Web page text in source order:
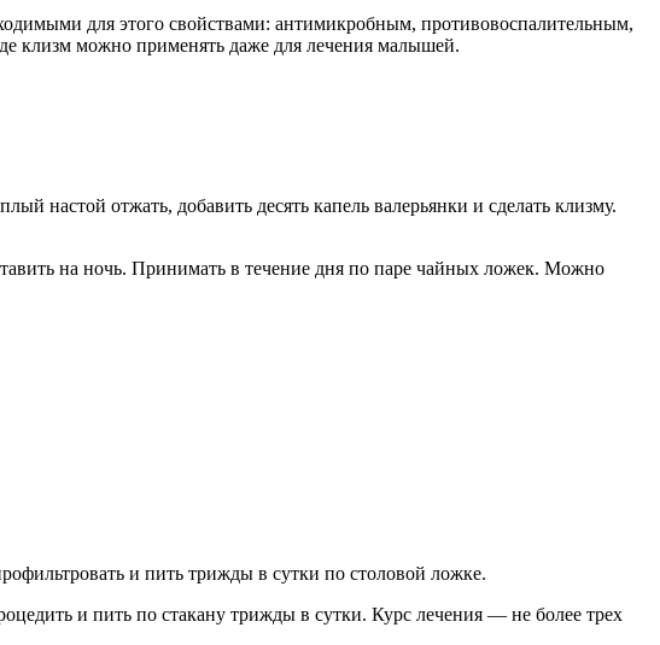
для этого свойствами: антимикробным, противовоспалительным,
клизм можно применять даже для лечения малышей.
настой отжать, добавить десять капель валерьянки и сделать клизму.
на ночь. Принимать в течение дня по паре чайных ложек. Можно
и пить трижды в сутки по столовой ложке.
и пить по стакану трижды в сутки. Курс лечения — не более трех